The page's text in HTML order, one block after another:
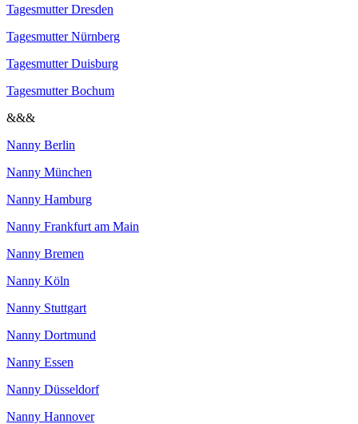
Tagesmutter Dresden
Tagesmutter Nürnberg
Tagesmutter Duisburg
Tagesmutter Bochum
&&&
Nanny Berlin
Nanny München
Nanny Hamburg
Nanny Frankfurt am Main
Nanny Bremen
Nanny Köln
Nanny Stuttgart
Nanny Dortmund
Nanny Essen
Nanny Düsseldorf
Nanny Hannover